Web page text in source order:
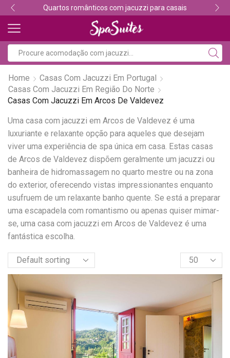
Quartos românticos com jacuzzi para casais
Home
Casas Com Jacuzzi Em Portugal
Casas Com Jacuzzi Em Região Do Norte
Casas Com Jacuzzi Em Arcos De Valdevez
Uma casa com jacuzzi em Arcos de Valdevez é uma
luxuriante e relaxante opção para aqueles que desejam
viver uma experiência de spa única em casa. Estas casas
de Arcos de Valdevez dispõem geralmente um jacuzzi ou
banheira de hidromassagem no quarto mestre ou na zona
do exterior, oferecendo vistas impressionantes enquanto
usufruem de um relaxante banho quente. Se está a preparar
uma escapadela com romantismo ou apenas quiser mimar-
se, uma casa com jacuzzi em Arcos de Valdevez é uma
fantástica escolha.